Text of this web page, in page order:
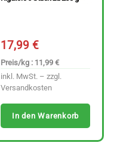
17,99€
Preis/kg : 11,99 €
inkl. MwSt. – zzgl.
Versandkosten
In den Warenkorb